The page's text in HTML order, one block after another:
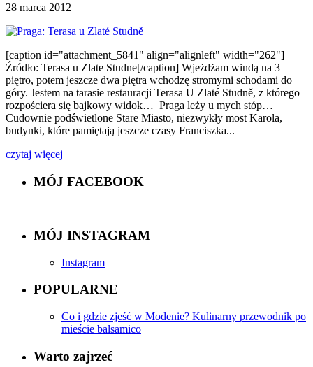
28 marca 2012
[caption id="attachment_5841" align="alignleft" width="262"]
Źródło: Terasa u Zlate Studne[/caption] Wjeżdżam windą na 3
piętro, potem jeszcze dwa piętra wchodzę stromymi schodami do
góry. Jestem na tarasie restauracji Terasa U Zlaté Studně, z którego
rozpościera się bajkowy widok… Praga leży u mych stóp…
Cudownie podświetlone Stare Miasto, niezwykły most Karola,
budynki, które pamiętają jeszcze czasy Franciszka...
czytaj więcej
MÓJ FACEBOOK
MÓJ INSTAGRAM
Instagram
POPULARNE
Co i gdzie zjeść w Modenie? Kulinarny przewodnik po
mieście balsamico
Warto zajrzeć